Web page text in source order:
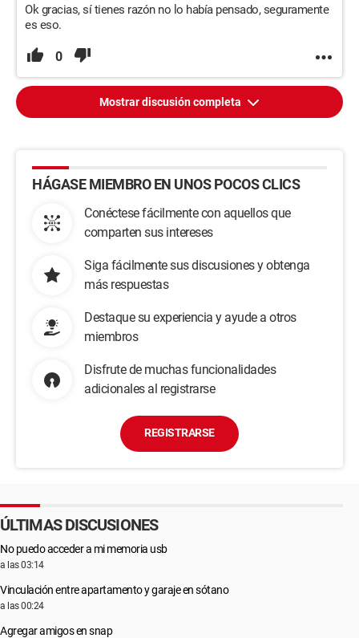
Ok gracias, sí tienes razón no lo había pensado, seguramente
es eso.
0
Mostrar discusión completa
HÁGASE MIEMBRO EN UNOS POCOS CLICS
Conéctese fácilmente con aquellos que
comparten sus intereses
Siga fácilmente sus discusiones y obtenga
más respuestas
Destaque su experiencia y ayude a otros
miembros
Disfrute de muchas funcionalidades
adicionales al registrarse
REGISTRARSE
ÚLTIMAS DISCUSIONES
No puedo acceder a mi memoria usb
a las 03:14
Vinculación entre apartamento y garaje en sótano
a las 00:24
Agregar amigos en snap